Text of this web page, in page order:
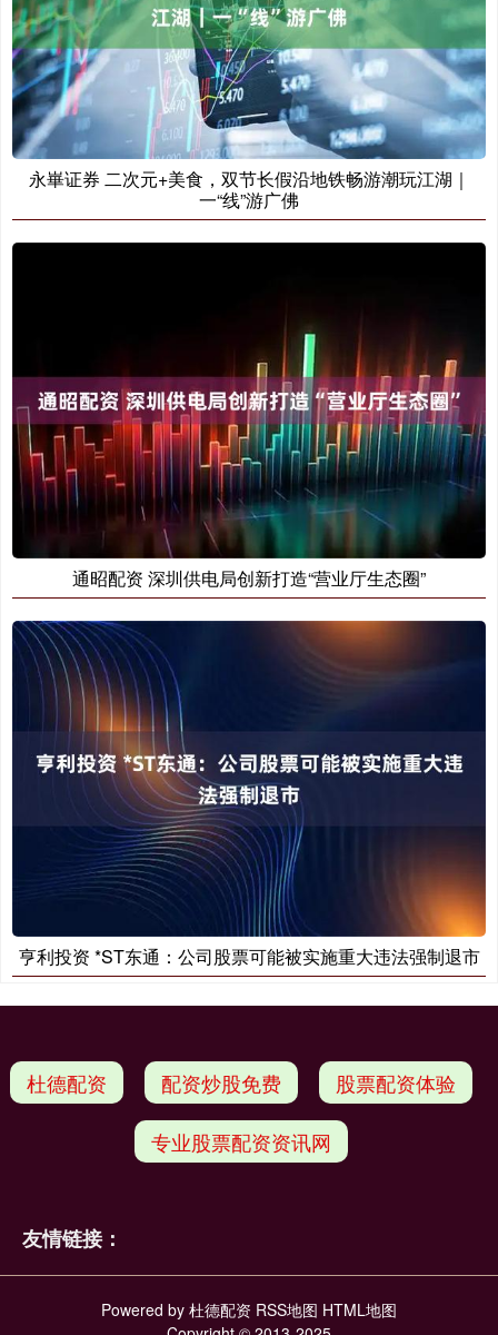
永崋证券 二次元+美食，双节长假沿地铁畅游潮玩江湖｜
一“线”游广佛
通昭配资 深圳供电局创新打造“营业厅生态圈”
亨利投资 *ST东通：公司股票可能被实施重大违法强制退市
杜德配资 配资炒股免费 股票配资体验
专业股票配资资讯网
友情链接：
Powered by 杜德配资 RSS地图 HTML地图